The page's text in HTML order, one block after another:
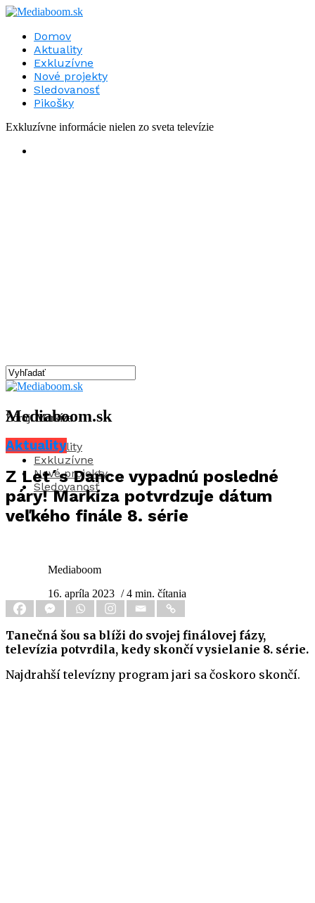
Domov
Aktuality
Exkluzívne
Nové projekty
Sledovanosť
Pikošky
Exkluzívne informácie nielen zo sveta televízie
Mediaboom.sk
Aktuality
Exkluzívne
Nové projekty
Sledovanosť
Zdroj: Markíza
Aktuality
Z Let´s Dance vypadnú posledné
páry! Markíza potvrdzuje dátum
veľkého finále 8. série
Mediaboom
16. apríla 2023 / 4 min. čítania
Tanečná šou sa blíži do svojej finálovej fázy,
televízia potvrdila, kedy skončí vysielanie 8. série.
Najdrahší televízny program jari sa čoskoro skončí.